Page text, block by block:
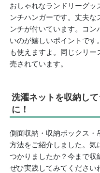
おしゃれなランドリーグ
ンチハンガーです。丈夫
ンチが付いています。コ
いのが嬉しいポイントです
も使えますよ。同じシリ
売されています。
洗濯ネットを収納し
に！
側面収納・収納ボックス・
方法をご紹介しました。気
つかりましたか？今まで収
ぜひ実践してみてください